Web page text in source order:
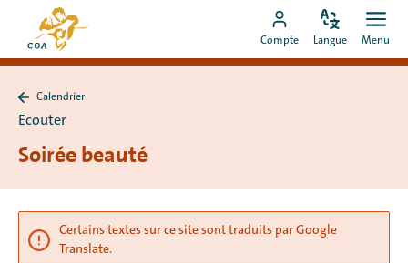
directement
au
Vers
la
page
de
MyCOA
Aller
vers
Compte
Modifiez
langue
Langue Menu
à
Calendrier
Ecouter
Soirée beauté
Certains textes sur ce site sont traduits par Google
Translate.